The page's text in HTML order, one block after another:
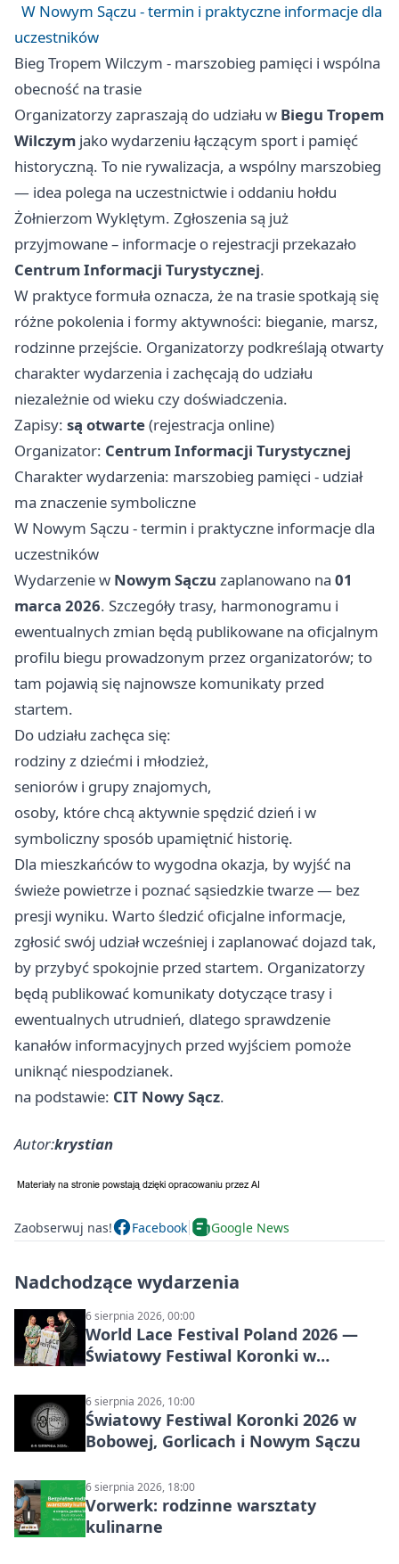
W Nowym Sączu - termin i praktyczne informacje dla
uczestników
Bieg Tropem Wilczym - marszobieg pamięci i wspólna
obecność na trasie
Organizatorzy zapraszają do udziału w Biegu Tropem
Wilczym jako wydarzeniu łączącym sport i pamięć
historyczną. To nie rywalizacja, a wspólny marszobieg
— idea polega na uczestnictwie i oddaniu hołdu
Żołnierzom Wyklętym. Zgłoszenia są już
przyjmowane – informacje o rejestracji przekazało
Centrum Informacji Turystycznej.
W praktyce formuła oznacza, że na trasie spotkają się
różne pokolenia i formy aktywności: bieganie, marsz,
rodzinne przejście. Organizatorzy podkreślają otwarty
charakter wydarzenia i zachęcają do udziału
niezależnie od wieku czy doświadczenia.
Zapisy: są otwarte(rejestracja online)
Organizator: Centrum Informacji Turystycznej
Charakter wydarzenia: marszobieg pamięci - udział
ma znaczenie symboliczne
W Nowym Sączu - termin i praktyczne informacje dla
uczestników
Wydarzenie w Nowym Sączu zaplanowano na 01
marca 2026. Szczegóły trasy, harmonogramu i
ewentualnych zmian będą publikowane na oficjalnym
profilu biegu prowadzonym przez organizatorów; to
tam pojawią się najnowsze komunikaty przed
startem.
Do udziału zachęca się:
rodziny z dziećmi i młodzież,
seniorów i grupy znajomych,
osoby, które chcą aktywnie spędzić dzień i w
symboliczny sposób upamiętnić historię.
Dla mieszkańców to wygodna okazja, by wyjść na
świeże powietrze i poznać sąsiedzkie twarze — bez
presji wyniku. Warto śledzić oficjalne informacje,
zgłosić swój udział wcześniej i zaplanować dojazd tak,
by przybyć spokojnie przed startem. Organizatorzy
będą publikować komunikaty dotyczące trasy i
ewentualnych utrudnień, dlatego sprawdzenie
kanałów informacyjnych przed wyjściem pomoże
uniknąć niespodzianek.
na podstawie: CIT Nowy Sącz.
Autor:krystian
Zaobserwuj nas! Facebook Google News
Nadchodzące wydarzenia
6 sierpnia 2026, 00:00
World Lace Festival Poland 2026 —
Światowy Festiwal Koronki w
6 sierpnia 2026, 10:00
Światowy Festiwal Koronki 2026 w
Bobowej, Gorlicach i Nowym Sączu
6 sierpnia 2026, 18:00
Vorwerk: rodzinne warsztaty
kulinarne